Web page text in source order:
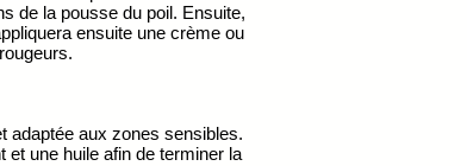
de la pousse du poil. Ensuite,
ensuite une crème ou
adaptée aux zones sensibles.
et une huile afin de terminer la